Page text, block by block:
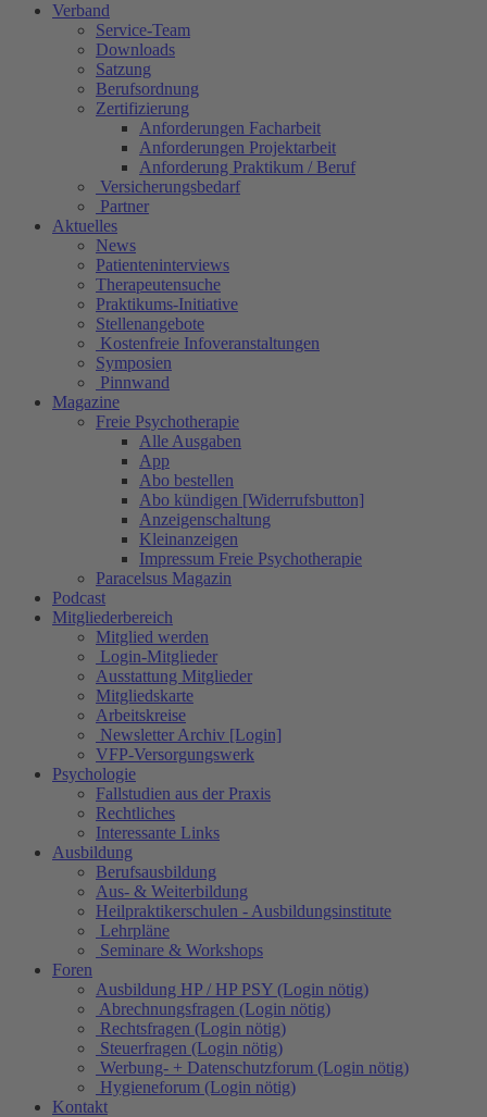
Verband
Service-Team
Downloads
Satzung
Berufsordnung
Zertifizierung
Anforderungen Facharbeit
Anforderungen Projektarbeit
Anforderung Praktikum / Beruf
Versicherungsbedarf
Partner
Aktuelles
News
Patienteninterviews
Therapeutensuche
Praktikums-Initiative
Stellenangebote
Kostenfreie Infoveranstaltungen
Symposien
Pinnwand
Magazine
Freie Psychotherapie
Alle Ausgaben
App
Abo bestellen
Abo kündigen [Widerrufsbutton]
Anzeigenschaltung
Kleinanzeigen
Impressum Freie Psychotherapie
Paracelsus Magazin
Podcast
Mitgliederbereich
Mitglied werden
Login-Mitglieder
Ausstattung Mitglieder
Mitgliedskarte
Arbeitskreise
Newsletter Archiv [Login]
VFP-Versorgungswerk
Psychologie
Fallstudien aus der Praxis
Rechtliches
Interessante Links
Ausbildung
Berufsausbildung
Aus- & Weiterbildung
Heilpraktikerschulen - Ausbildungsinstitute
Lehrpläne
Seminare & Workshops
Foren
Ausbildung HP / HP PSY (Login nötig)
Abrechnungsfragen (Login nötig)
Rechtsfragen (Login nötig)
Steuerfragen (Login nötig)
Werbung- + Datenschutzforum (Login nötig)
Hygieneforum (Login nötig)
Kontakt